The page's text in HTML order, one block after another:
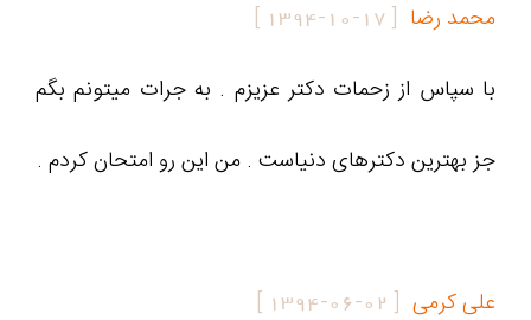
محمد رضا [
1394-10-17
]
با سپاس از زحمات دکتر عزیزم . به جرات میتونم بگم
جز بهترین دکترهای دنیاست . من این رو امتحان کردم .
علی کرمی [
1394-06-02
]